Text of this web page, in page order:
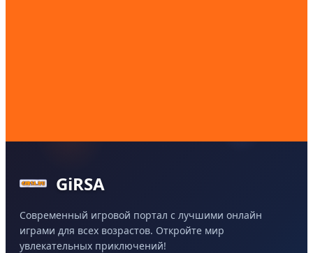
GiRSA
Современный игровой портал с лучшими онлайн
играми для всех возрастов. Откройте мир
увлекательных приключений!